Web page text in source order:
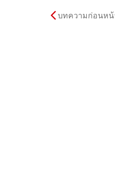
บทความก่อนหน้